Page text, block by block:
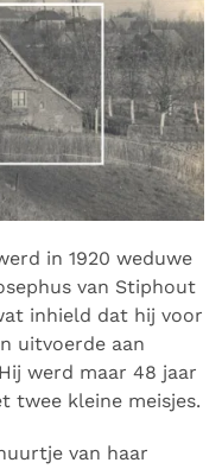
in 1920 weduwe
van Stiphout
inhield dat hij voor
uitvoerde aan
werd maar 48 jaar
twee kleine meisjes.
van haar